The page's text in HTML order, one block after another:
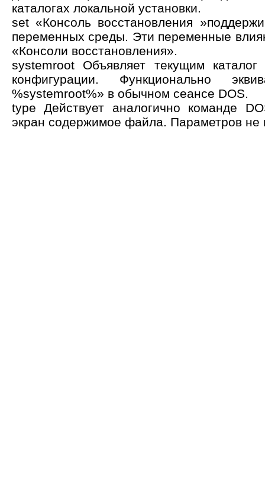
каталогах локальной установки.
set «Консоль восстановления
переменных среды. Эти переменные
«Консоли восстановления».
systemroot Объявляет текущим
конфигурации. Функционально
%systemroot%» в обычном сеансе DOS.
type Действует аналогично команде
экран содержимое файла. Параметров не